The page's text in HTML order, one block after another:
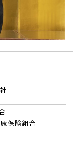
保険組合